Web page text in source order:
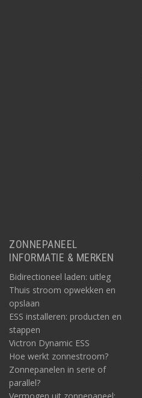
ZONNEPANEEL
INFORMATIE & MERKEN
Bidirectioneel laden: uitleg
Thuis stroom opwekken en
opslaan
ESS installeren: producten en
stappen
Victron Dynamic ESS
Hoe werkt zonnestroom?
Zonnepanelen in serie of
parallel?